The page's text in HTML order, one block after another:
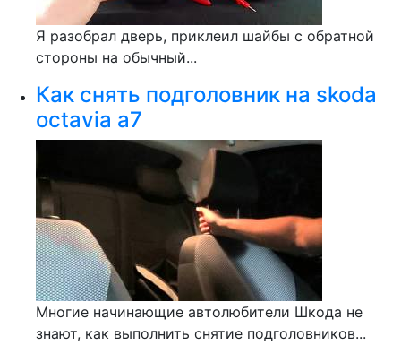
Я разобрал дверь, приклеил шайбы с обратной
стороны на обычный...
Как снять подголовник на skoda
octavia a7
Многие начинающие автолюбители Шкода не
знают, как выполнить снятие подголовников...